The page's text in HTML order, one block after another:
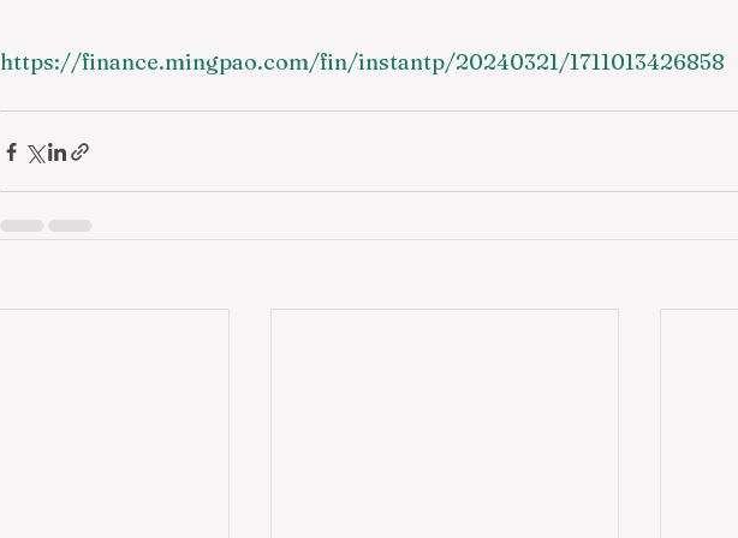
https://finance.mingpao.com/fin/instantp/20240321/1711013426858